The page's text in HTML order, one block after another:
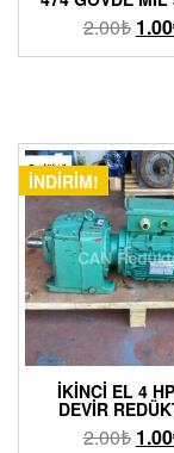
2.00₺ 1.00
İNDIRIM!
İKINCI EL 4
DEVIR
2.00₺ 1.00